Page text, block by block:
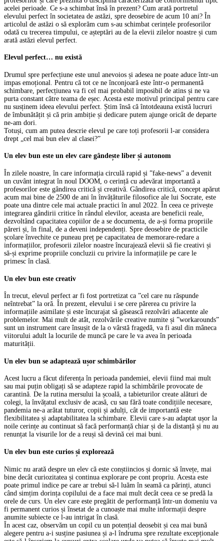
acelei perioade. Ce s-a schimbat însă în prezent? Cum arată portretul
elevului perfect în societatea de astăzi, spre deosebire de acum 10 ani? În
articolul de astăzi o să explorăm cum s-au schimbat cerințele profesorilor
odată cu trecerea timpului, ce așteptări au de la elevii zilelor noastre și cum
arată astăzi elevul perfect.
Elevul perfect… nu există
Drumul spre perfecțiune este unul anevoios și adesea ne poate aduce într-un
impas emoțional. Pentru că tot ce ne înconjoară este într-o permanentă
schimbare, perfecțiunea va fi cel mai probabil imposibil de atins și ne va
purta constant către teama de eșec. Acesta este motivul principal pentru care
nu susținem ideea elevului perfect. Știm însă că întotdeauna există lucruri
de îmbunătățit și că prin ambiție și dedicare putem ajunge oricât de departe
ne-am dori.
Totuși, cum am putea descrie elevul pe care toți profesorii l-ar considera
drept „cel mai bun elev al clasei?”
Un elev bun este un elev care gândește liber și autonom
În zilele noastre, în care informația circulă rapid și ”fake-news” a devenit
un cuvânt integrat în noul DOOM, o cerință cu adevărat importantă a
profesorilor este gândirea critică și creativă. Gândirea critică, concept apărut
acum mai bine de 2500 de ani în învățăturile filosofice ale lui Socrate, este
poate una dintre cele mai actuale practici în anul 2022. În ceea ce privește
integrarea gândirii critice în rândul elevilor, aceasta are beneficii reale,
dezvoltând capacitatea copiilor de a se documenta, de a-și forma propriile
păreri și, în final, de a deveni independenți. Spre deosebire de practicile
școlare învechite ce puneau preț pe capacitatea de memorare-redare a
informațiilor, profesorii zilelor noastre încurajează elevii să fie creativi și
să-și exprime propriile concluzii cu privire la informațiile pe care le
primesc în clasă.
Un elev bun este creativ
În trecut, elevul perfect ar fi fost portretizat ca ”cel care nu răspunde
neîntrebat” la oră. În prezent, elevului i se cere părerea cu privire la
informațiile asimilate și este încurajat să găsească rezolvări adiacente ale
problemelor. Mai mult de atât, rezolvările creative numite și ”workarounds”
sunt un instrument care însușit de la o vârstă fragedă, va fi asul din mâneca
viitorului adult la locurile de muncă pe care le va avea în perioada
maturității.
Un elev bun se adaptează ușor schimbărilor
Acest lucru a făcut diferența în perioada pandemiei, elevii fiind mai mult
sau mai puțin obligați să se adapteze rapid la schimbările provocate de
carantină. De la rutina mersului la școală, a tabieturilor create alături de
colegi, la învățatul exclusiv de acasă, cu sau fără toate condițiile necesare,
pandemia ne-a arătat tuturor, copii și adulți, cât de importantă este
flexibilitatea și adaptabilitatea la schimbare. Elevii care s-au adaptat ușor la
noile cerințe au continuat să facă performanță chiar și de la distanță și nu au
renunțat la visurile lor de a reuși să devină cei mai buni.
Un elev bun este curios și explorează
Nimic nu arată despre un elev că este conștiincios și dornic să învețe, mai
bine decât curiozitatea și continua explorare pe cont propriu. Acesta este
poate primul indice pe care ar trebui să-l luăm în seamă ca părinți, atunci
când simțim dorința copilului de a face mai mult decât ceea ce se predă la
orele de curs. Un elev care este pregătit de performanță într-un domeniu va
fi permanent curios și însetat de a cunoaște mai multe informații despre
anumite subiecte ce l-au intrigat în clasă.
În acest caz, observăm un copil cu un potențial deosebit și cea mai bună
alegere pentru a-i susține pasiunea și a-l îndruma spre rezultate excepționale